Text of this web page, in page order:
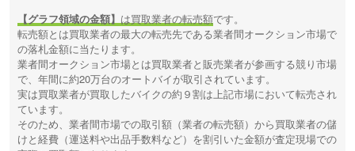
【グラフ領域の金額】 は買取業者の転売額です。
転売額とは買取業者の最大の転売先である業者間オークション市場で
の落札金額に当たります。
業者間オークション市場とは買取業者と販売業者が参画する競り市場
で、年間に約20万台のオートバイが取引されています。
実は買取業者が買取したバイクの約９割は上記市場において転売され
ています。
そのため、業者間市場での取引額（業者の転売額）から買取業者の儲
けと経費（運送料や出品手数料など）を割引いた金額が査定現場での